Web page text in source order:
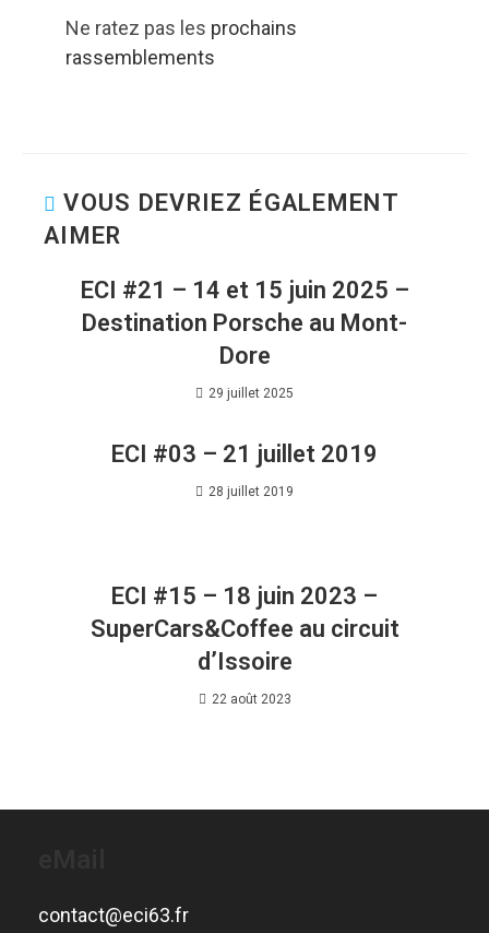
Ne ratez pas les prochains
rassemblements
VOUS DEVRIEZ ÉGALEMENT
AIMER
ECI #21 – 14 et 15 juin 2025 –
Destination Porsche au Mont-
Dore
29 juillet 2025
ECI #03 – 21 juillet 2019
28 juillet 2019
ECI #15 – 18 juin 2023 –
SuperCars&Coffee au circuit
d’Issoire
22 août 2023
contact@eci63.fr